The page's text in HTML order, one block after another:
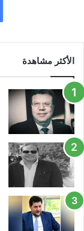
الأكثر مشاهدة